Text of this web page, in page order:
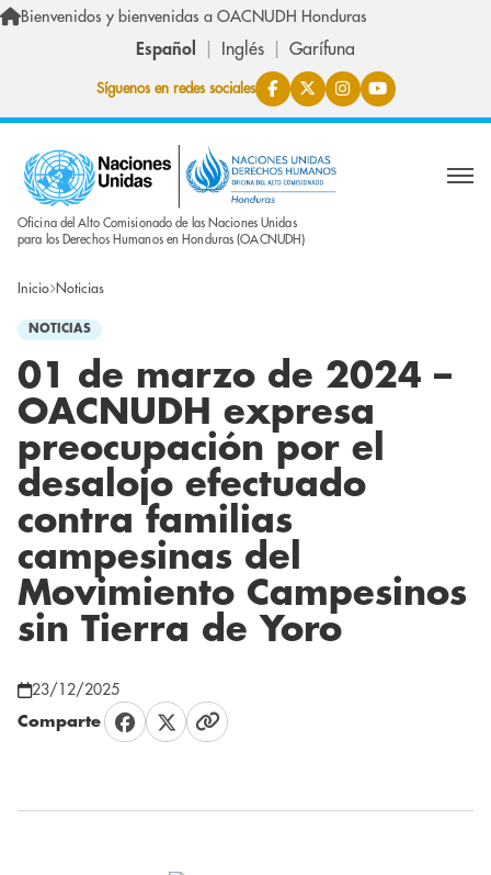
Pasar al contenido principal
Bienvenidos y bienvenidas a OACNUDH Honduras
Español Inglés Garífuna
Síguenos en redes sociales
Oficina del Alto Comisionado de las Naciones Unidas
para los Derechos Humanos en Honduras (OACNUDH)
Inicio Noticias
NOTICIAS
01 de marzo de 2024 –
OACNUDH expresa
preocupación por el
desalojo efectuado
contra familias
campesinas del
Movimiento Campesinos
sin Tierra de Yoro
23/12/2025
Comparte